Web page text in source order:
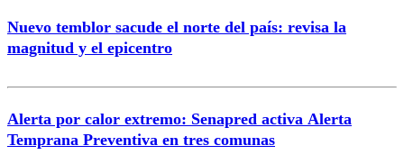
Nuevo temblor sacude el norte del país: revisa la
magnitud y el epicentro
Alerta por calor extremo: Senapred activa Alerta
Temprana Preventiva en tres comunas